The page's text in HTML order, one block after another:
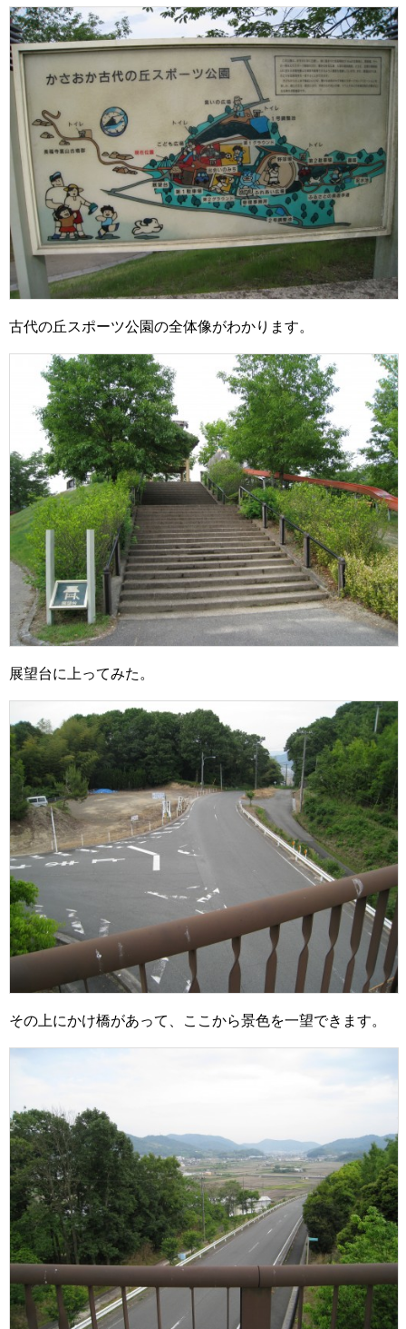
古代の丘スポーツ公園の全体像がわかります。
展望台に上ってみた。
その上にかけ橋があって、ここから景色を一望できます。